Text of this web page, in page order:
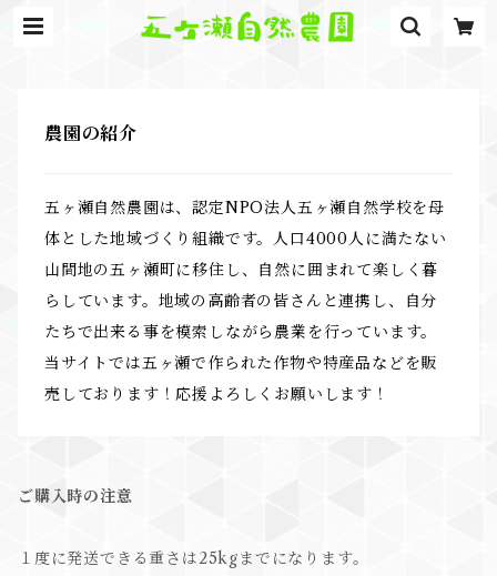
農園の紹介
五ヶ瀬自然農園は、認定NPO法人五ヶ瀬自然学校を母
体とした地域づくり組織です。人口4000人に満たない
山間地の五ヶ瀬町に移住し、自然に囲まれて楽しく暮
らしています。地域の高齢者の皆さんと連携し、自分
たちで出来る事を模索しながら農業を行っています。
当サイトでは五ヶ瀬で作られた作物や特産品などを販
売しております！応援よろしくお願いします！
ご購入時の注意
１度に発送できる重さは25kgまでになります。